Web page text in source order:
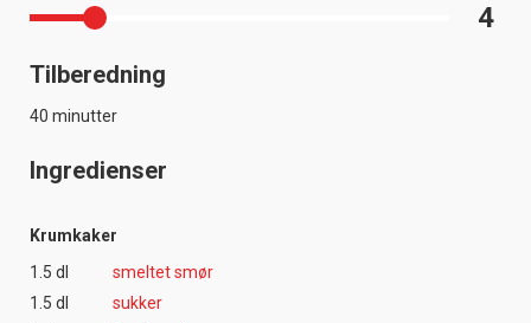
4
Tilberedning
40 minutter
Ingredienser
Krumkaker
1.5 dl
smeltet smør
1.5 dl
sukker